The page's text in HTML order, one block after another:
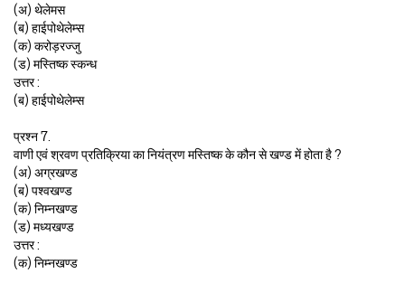
(अ) थेलेमस
(ब) हाईपोथेलेम्स
(क) करोड़रज्जु
(ड) मस्तिष्क स्कन्ध
उत्तर :
(ब) हाईपोथेलेम्स
प्रश्न 7.
वाणी एवं श्रवण प्रतिक्रिया का नियंत्रण मस्तिष्क के कौन से खण्ड में होता है ?
(अ) अग्रखण्ड
(ब) पश्वखण्ड
(क) निम्नखण्ड
(ड) मध्यखण्ड
उत्तर :
(क) निम्नखण्ड